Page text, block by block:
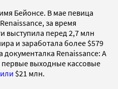
Бейонсе. В мае певица
за время
выступила перед 2,7 млн
и заработала более $579
Renaissance: A
первые выходные кассовые
$21 млн.